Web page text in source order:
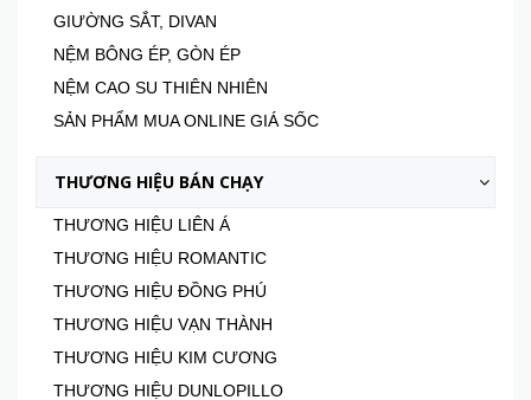
GIƯỜNG SẮT, DIVAN
NỆM BÔNG ÉP, GÒN ÉP
NỆM CAO SU THIÊN NHIÊN
SẢN PHẨM MUA ONLINE GIÁ SỐC
THƯƠNG HIỆU BÁN CHẠY
THƯƠNG HIỆU LIÊN Á
THƯƠNG HIỆU ROMANTIC
THƯƠNG HIỆU ĐỒNG PHÚ
THƯƠNG HIỆU VẠN THÀNH
THƯƠNG HIỆU KIM CƯƠNG
THƯƠNG HIỆU DUNLOPILLO